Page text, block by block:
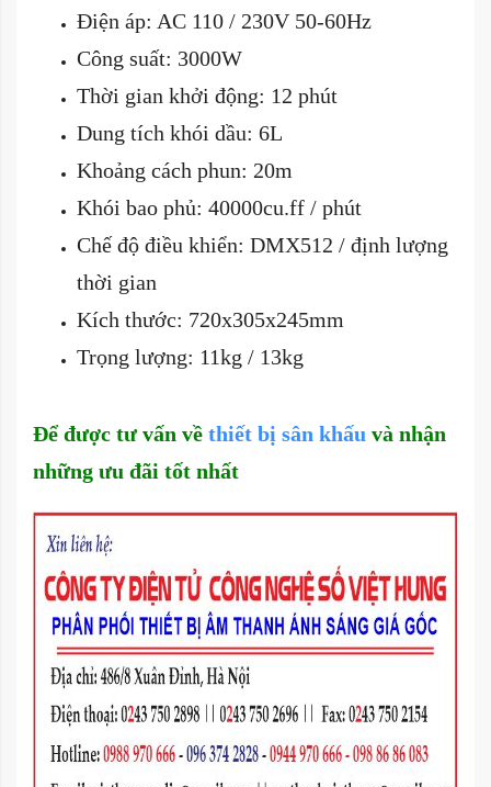
Điện áp: AC 110 / 230V 50-60Hz
Công suất: 3000W
Thời gian khởi động: 12 phút
Dung tích khói dầu: 6L
Khoảng cách phun: 20m
Khói bao phủ: 40000cu.ff / phút
Chế độ điều khiển: DMX512 / định lượng
thời gian
Kích thước: 720x305x245mm
Trọng lượng: 11kg / 13kg
Để được tư vấn về thiết bị sân khấu và nhận
những ưu đãi tốt nhất